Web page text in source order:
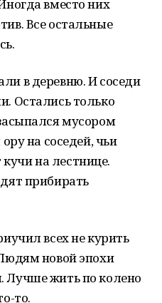
вместо них
Все остальные
в деревню. И соседи
Остались только
мусором
на соседей, чьи
на лестнице.
прибирать
всех не курить
новой эпохи
Лучше жить по колено
то.